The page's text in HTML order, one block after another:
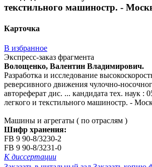
текстильного машиностр. -
Карточка
В избранное
Экспресс-заказ фрагмента
Волощенко, Валентин Владимирович.
Разработка и исследование
реверсивного движения чулочно-
автореферат дис. ... кандидата тех. наук
легкого и текстильного машиностр. -
Машины и агрегаты ( по отраслям )
Шифр хранения:
FB 9 90-8/3230-2
FB 9 90-8/3231-0
К диссертации